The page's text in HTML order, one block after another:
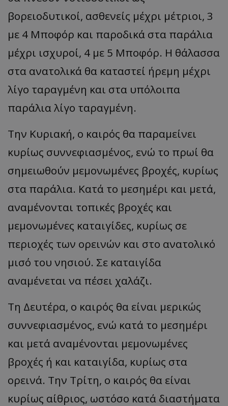
βορειοδυτικοί, ασθενείς μέχρι μέτριοι, 3
με 4 Μποφόρ και παροδικά στα παράλια
μέχρι ισχυροί, 4 με 5 Μποφόρ. Η θάλασσα
στα ανατολικά θα καταστεί ήρεμη μέχρι
λίγο ταραγμένη και στα υπόλοιπα
παράλια λίγο ταραγμένη.
Την Κυριακή, ο καιρός θα παραμείνει
κυρίως συννεφιασμένος, ενώ το πρωί θα
σημειωθούν μεμονωμένες βροχές, κυρίως
στα παράλια. Κατά το μεσημέρι και μετά,
αναμένονται τοπικές βροχές και
μεμονωμένες καταιγίδες, κυρίως σε
περιοχές των ορεινών και στο ανατολικό
μισό του νησιού. Σε καταιγίδα
αναμένεται να πέσει χαλάζι.
Τη Δευτέρα, ο καιρός θα είναι μερικώς
συννεφιασμένος, ενώ κατά το μεσημέρι
και μετά αναμένονται μεμονωμένες
βροχές ή και καταιγίδα, κυρίως στα
ορεινά. Την Τρίτη, ο καιρός θα είναι
κυρίως αίθριος, ωστόσο κατά διαστήματα